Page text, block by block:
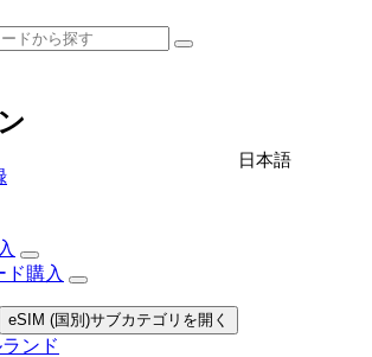
日本語
ド購入
eSIM (国別)サブカテゴリを開く
ンド